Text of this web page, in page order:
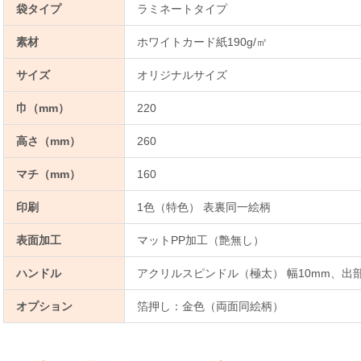
袋タイプ ラミネートタイプ
素材 ホワイトカード紙190g/㎡
サイズ オリジナルサイズ
巾（mm） 220
高さ（mm） 260
マチ（mm） 160
印刷 1色（特色） 表裏同一絵柄
表面加工 マットPP加工（艶無し）
ハンドル アクリルスピンドル（極太） 幅10mm、出
オプション 箔押し：金色（両面同絵柄）